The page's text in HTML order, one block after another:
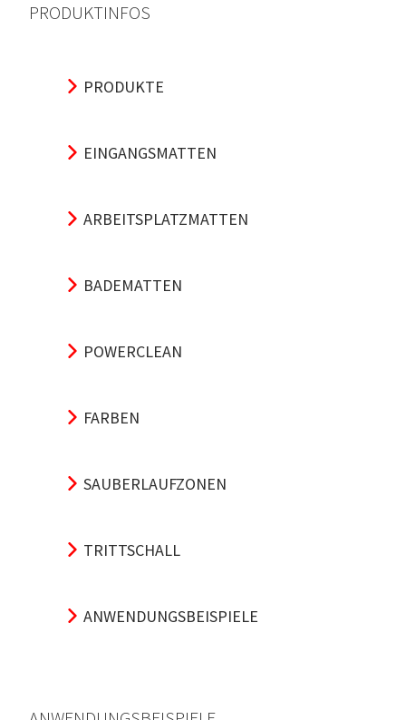
PRODUKTINFOS
PRODUKTE
EINGANGSMATTEN
ARBEITSPLATZMATTEN
BADEMATTEN
POWERCLEAN
FARBEN
SAUBERLAUFZONEN
TRITTSCHALL
ANWENDUNGSBEISPIELE